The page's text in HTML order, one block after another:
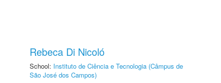
Rebeca Di Nicoló
School: Instituto de Ciência e Tecnologia (Câmpus de
São José dos Campos)